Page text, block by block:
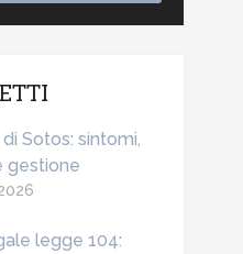
Sotos: sintomi,
gestione
legge 104: